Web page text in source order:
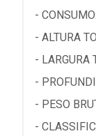
-
- ALTURA
- LARGURA
-
- PESO
-